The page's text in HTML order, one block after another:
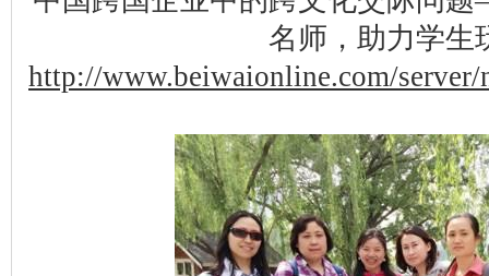
名师，助力学生
http://www.beiwaionline.com/